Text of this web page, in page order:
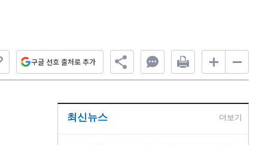
구글 선호 출처로 추가
최신뉴스 더보기